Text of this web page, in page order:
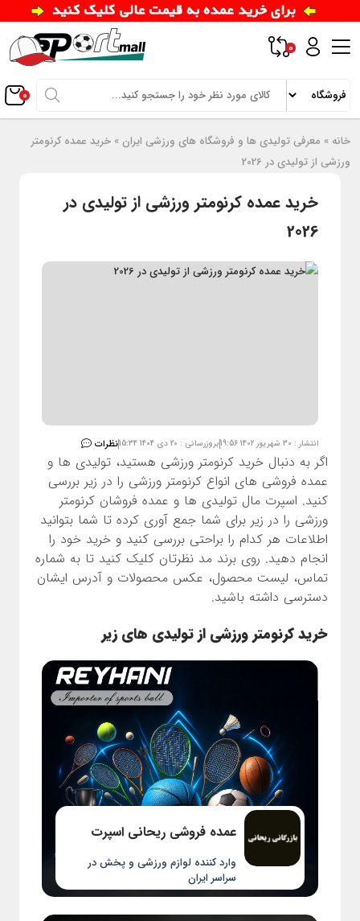
0
0
خانه » معرفی تولیدی ها و فروشگاه های ورزشی ایران»خرید عمده کرنومتر
ورزشی از تولیدی در 2026
خرید عمده کرنومتر ورزشی از تولیدی در
2026
انتشار : 30 شهریور 1402 19:56 بروزرسانی : 20 دی 1404 15:34 نظرات
اگر به دنبال خرید کرنومتر ورزشی هستید، تولیدی ها و
عمده فروشی های انواع کرنومتر ورزشی را در زیر بررسی
کنید. اسپرت مال تولیدی ها و عمده فروشان کرنومتر
ورزشی را در زیر برای شما جمع آوری کرده تا شما بتوانید
اطلاعات هر کدام را براحتی بررسی کنید و خرید خود را
انجام دهید. روی برند مد نظرتان کلیک کنید تا به شماره
تماس، لیست محصول، عکس محصولات و آدرس ایشان
دسترسی داشته باشید.
خرید کرنومتر ورزشی از تولیدی های زیر
عمده فروشی ریحانی اسپرت
وارد کننده لوازم ورزشی و پخش در
سراسر ایران